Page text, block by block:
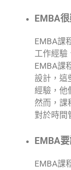
EMBA
EMBA課
工作經驗
EMBA課
設計，這
經驗，他
然而，課
對於時間
EMBA
EMBA課